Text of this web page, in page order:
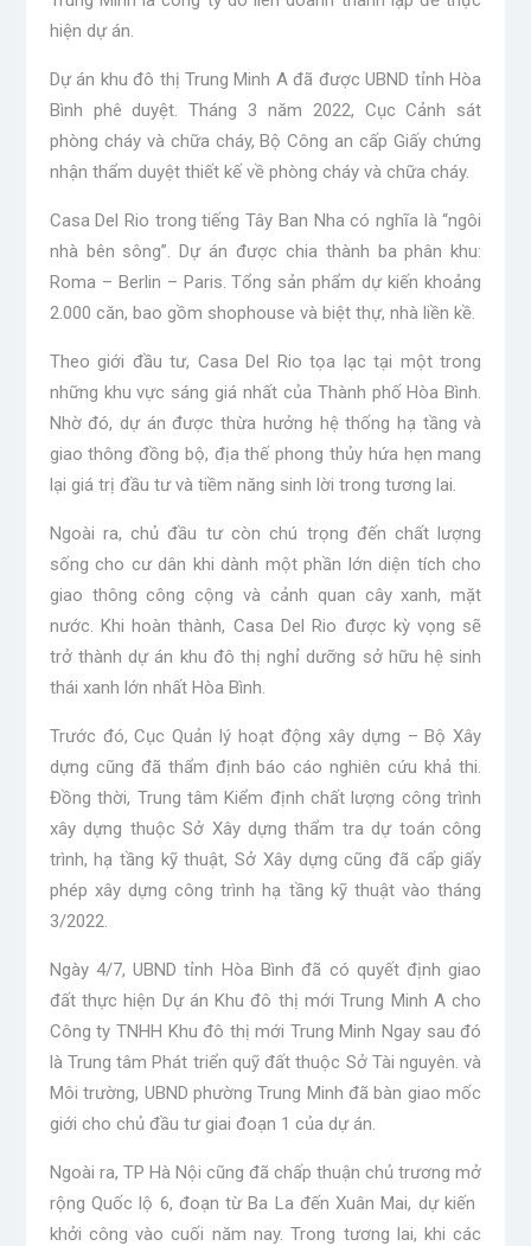
hiện dự án.
Dự án khu đô thị Trung Minh A đã được UBND tỉnh Hòa
Bình phê duyệt. Tháng 3 năm 2022, Cục Cảnh sát
phòng cháy và chữa cháy, Bộ Công an cấp Giấy chứng
nhận thẩm duyệt thiết kế về phòng cháy và chữa cháy.
Casa Del Rio trong tiếng Tây Ban Nha có nghĩa là “ngôi
nhà bên sông”. Dự án được chia thành ba phân khu:
Roma – Berlin – Paris. Tổng sản phẩm dự kiến ​​khoảng
2.000 căn, bao gồm shophouse và biệt thự, nhà liền kề.
Theo giới đầu tư, Casa Del Rio tọa lạc tại một trong
những khu vực sáng giá nhất của Thành phố Hòa Bình.
Nhờ đó, dự án được thừa hưởng hệ thống hạ tầng và
giao thông đồng bộ, địa thế phong thủy hứa hẹn mang
lại giá trị đầu tư và tiềm năng sinh lời trong tương lai.
Ngoài ra, chủ đầu tư còn chú trọng đến chất lượng
sống cho cư dân khi dành một phần lớn diện tích cho
giao thông công cộng và cảnh quan cây xanh, mặt
nước. Khi hoàn thành, Casa Del Rio được kỳ vọng sẽ
trở thành dự án khu đô thị nghỉ dưỡng sở hữu hệ sinh
thái xanh lớn nhất Hòa Bình.
Trước đó, Cục Quản lý hoạt động xây dựng – Bộ Xây
dựng cũng đã thẩm định báo cáo nghiên cứu khả thi.
Đồng thời, Trung tâm Kiểm định chất lượng công trình
xây dựng thuộc Sở Xây dựng thẩm tra dự toán công
trình, hạ tầng kỹ thuật, Sở Xây dựng cũng đã cấp giấy
phép xây dựng công trình hạ tầng kỹ thuật vào tháng
3/2022.
Ngày 4/7, UBND tỉnh Hòa Bình đã có quyết định giao
đất thực hiện Dự án Khu đô thị mới Trung Minh A cho
Công ty TNHH Khu đô thị mới Trung Minh Ngay sau đó
là Trung tâm Phát triển quỹ đất thuộc Sở Tài nguyên. và
Môi trường, UBND phường Trung Minh đã bàn giao mốc
giới cho chủ đầu tư giai đoạn 1 của dự án.
Ngoài ra, TP Hà Nội cũng đã chấp thuận chủ trương mở
rộng Quốc lộ 6, đoạn từ Ba La đến Xuân Mai, dự kiến ​​
khởi công vào cuối năm nay. Trong tương lai, khi các